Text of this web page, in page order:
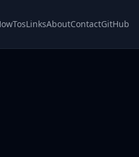
LinksAboutContactGitHub